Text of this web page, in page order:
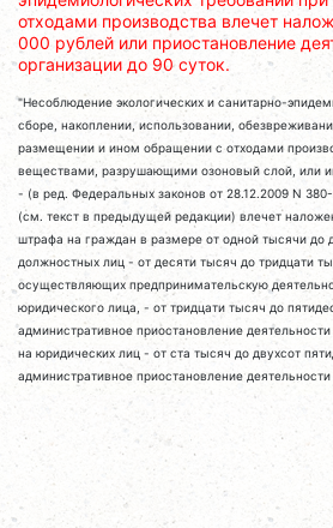
отходами производства влечет
000 рублей или приостановление
организации до 90 суток.
"Несоблюдение экологических и санитарно-
сборе, накоплении, использовании,
размещении и ином обращении с отходами
веществами, разрушающими озоновый слой, или
- (в ред. Федеральных законов от 28.12.2009 N
(см. текст в предыдущей редакции) влечет
штрафа на граждан в размере от одной тысячи до
должностных лиц - от десяти тысяч до тридцати
осуществляющих предпринимательскую
юридического лица, - от тридцати тысяч до
административное приостановление
на юридических лиц - от ста тысяч до двухсот
административное приостановление